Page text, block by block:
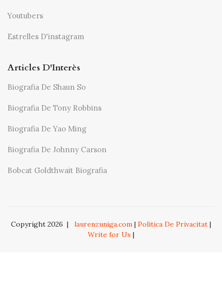
Youtubers
Estrelles D'instagram
Articles D'Interès
Biografia De Shaun So
Biografia De Tony Robbins
Biografia De Yao Ming
Biografia De Johnny Carson
Bobcat Goldthwait Biografia
Copyright 2026 | laurenzuniga.com | Política De Privacitat |
Write for Us |